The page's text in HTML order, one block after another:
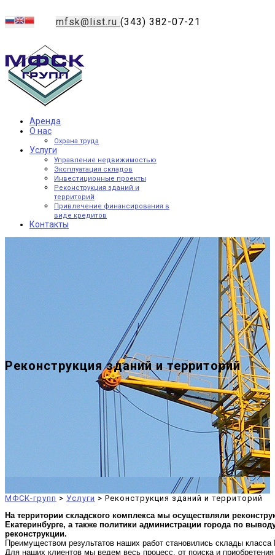
mfsk@list.ru (343) 382-07-21
Аренда
О нас
Охрана труда
Услуги
Управление недвижимостью
Эксплуатация складов
Инвестиционные проекты
Реконструкция зданий и
территорий
Привлечение финансирования в
виде кредитов
Контакты
Реконструкция зданий и территорий
МФСК-групп > Услуги > Реконструкция зданий и территорий
На территории складского комплекса мы осуществляли
Екатеринбурге, а также политики администрации города по
реконструкции.
Преимуществом результатов наших работ становились склады
Для наших клиентов мы ведем весь процесс, от поиска и